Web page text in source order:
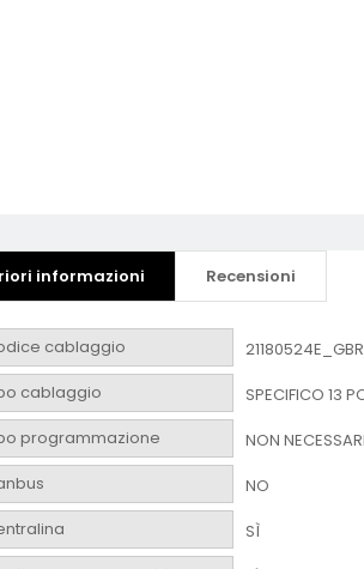
informazioni Recensioni
cablaggio
21180524E_GBR
cablaggio
SPECIFICO 13
programmazione
NON
NO
SÌ